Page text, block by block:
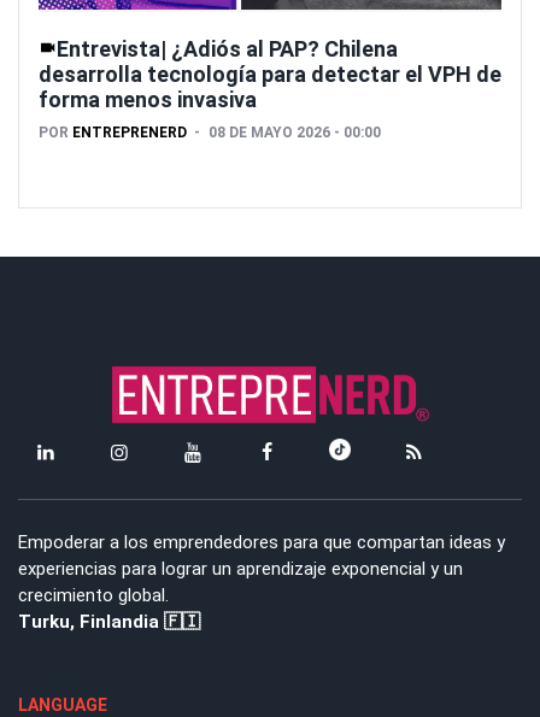
Entrevista| ¿Adiós al PAP? Chilena
desarrolla tecnología para detectar el VPH de
forma menos invasiva
POR ENTREPRENERD 08 DE MAYO 2026 - 00:00
Empoderar a los emprendedores para que compartan ideas y
experiencias para lograr un aprendizaje exponencial y un
crecimiento global.
Turku, Finlandia 🇫🇮
LANGUAGE